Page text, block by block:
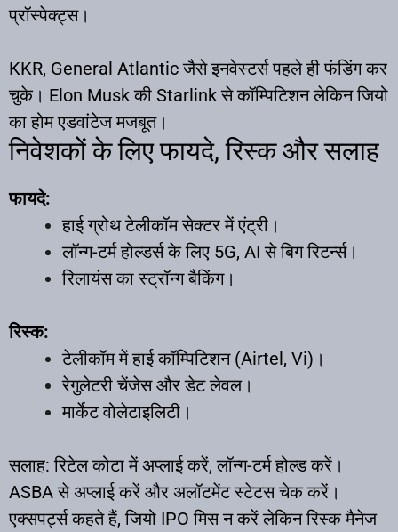
प्रॉस्पेक्ट्स।
KKR, General Atlantic जैसे इनवेस्टर्स पहले ही फंडिंग कर
चुके। Elon Musk की Starlink से कॉम्पिटिशन लेकिन जियो
का होम एडवांटेज मजबूत।
निवेशकों के लिए फायदे, रिस्क और सलाह
फायदे:
हाई ग्रोथ टेलीकॉम सेक्टर में एंट्री।
लॉन्ग-टर्म होल्डर्स के लिए 5G, AI से बिग रिटर्न्स।
रिलायंस का स्ट्रॉन्ग बैकिंग।
रिस्क:
टेलीकॉम में हाई कॉम्पिटिशन (Airtel, Vi)।
रेगुलेटरी चेंजेस और डेट लेवल।
मार्केट वोलेटाइलिटी।
सलाह: रिटेल कोटा में अप्लाई करें, लॉन्ग-टर्म होल्ड करें।
ASBA से अप्लाई करें और अलॉटमेंट स्टेटस चेक करें।
एक्सपर्ट्स कहते हैं, जियो IPO मिस न करें लेकिन रिस्क मैनेज